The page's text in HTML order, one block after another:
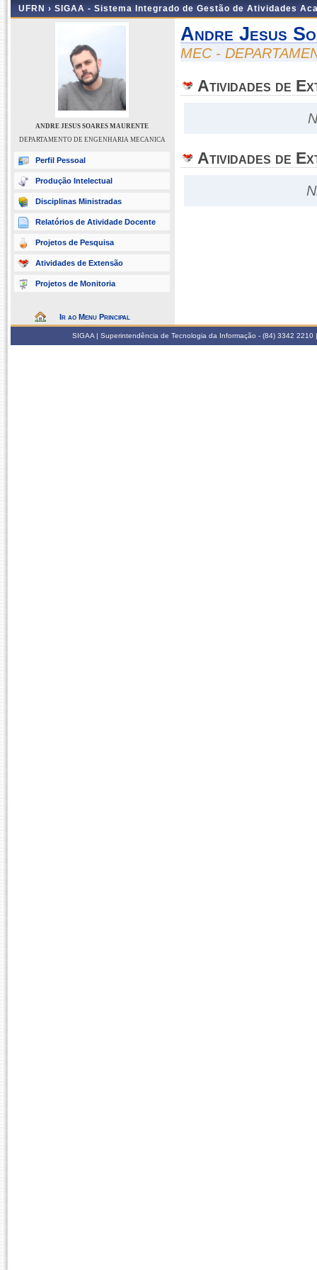
UFRN › SIGAA - Sistema Integrado de Gestão de Atividades
ANDRE JESUS SOARES MAURENTE
DEPARTAMENTO DE ENGENHARIA MECANICA
Perfil Pessoal
Produção Intelectual
Disciplinas Ministradas
Relatórios de Atividade Docente
Projetos de Pesquisa
Atividades de Extensão
Projetos de Monitoria
Ir ao Menu Principal
Andre Jesus
MEC -
Atividades de
Atividades de
SIGAA | Superintendência de Tecnologia da Informação - (84) 3342